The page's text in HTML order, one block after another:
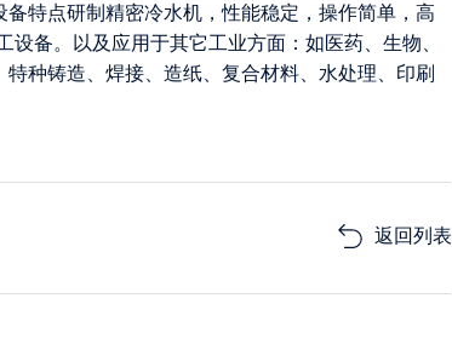
特点研制精密冷水机，性能稳定，操作简单，高
备。以及应用于其它工业方面：如医药、生物、
种铸造、焊接、造纸、复合材料、水处理、印刷
返回列表